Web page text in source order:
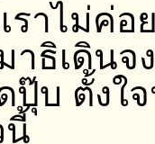
ราไม่ค่อ
าธิเดินจ
ปุ๊บ ตั้งใ
นี้